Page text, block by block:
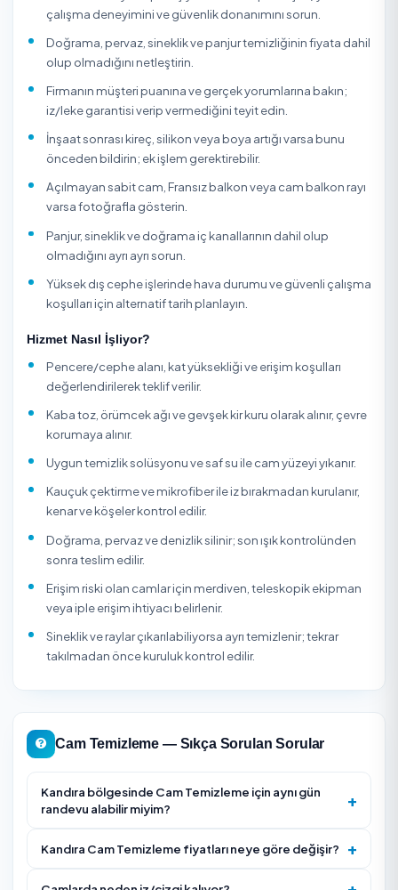
teknik isteyen hassas bir hizmettir. Bina giydirme camları,
yüksek katlı pencereler, vitrin ve cumbalar; sıvı sabunla
silindiğinde kireç lekesi, parmak izi ve hav bırakır.
ekipler kauçuk çektirme (squeegee), tüy bırakmayan
mikrofiber, saf su sistemleri ve gerektiğinde teleskopik
da iple erişim yöntemleri kullanarak camı iz bırakmadan,
çizmeden ve damla izi oluşturmadan temizler.
TemizlikExpress üzerinden ev pencerelerinden ofis ve
cephelerine kadar iç-dış cam temizliğini, ulaşılması zor
kat camları dahil, alanında deneyimli onaylı firmalar ya
bireysel hizmet verenlerden alabilirsiniz. Firmaların
puanlarını, yorumlarını ve fiyatlarını karşılaştırıp güvenle
rezervasyon yaparsınız; tüm hizmet verenler kimlik
doğrulamasından geçer ve ödemeniz hizmet
kadar güvence altındadır.
temizlik kalitesi kadar önemlidir; sabit açılmayan camlar,
ev camından farklı planlanır. İç-dış yüzey, pervaz,
sineklik, panjur ve cam balkon rayı aynı kapsamda
özellikle inşaat sonrası silikon, kireç ve boya kalıntısı
çizmeden söküm için ek süre gerekir. Rüzgarlı veya
havalarda dış cephe ve yüksek kat uygulamaları güvenlik
nedeniyle ertelenebilir.
Cam Temizleme Firması Seçerken Nelere Dikkat
İç mi, dış mı yoksa çift taraflı mı temizlik istediğinizi
çalışma deneyimini ve güvenlik donanımını sorun.
olup olmadığını netleştirin.
iz/leke garantisi verip vermediğini teyit edin.